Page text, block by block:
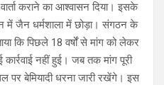
कराने का आश्वासन दिया। इसके
में जैन धर्मशाला में छोड़ा। संगठन के
कि पिछले 18 वर्षों से मांग को लेकर
नहीं हुई। जब तक मांग पूरी
पर बेमियादी धरना जारी रखेंगे। इस